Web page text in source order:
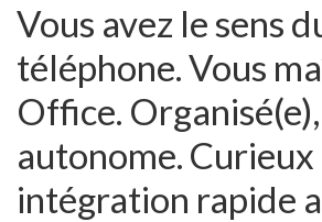
Vous avez le sens
téléphone. Vous
Office.
autonome.
intégration rapide